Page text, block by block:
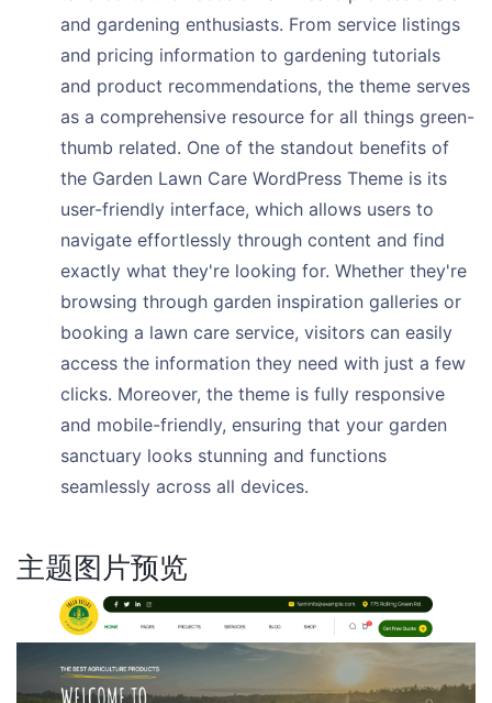
and gardening enthusiasts. From service listings
and pricing information to gardening tutorials
and product recommendations, the theme serves
as a comprehensive resource for all things green-
thumb related. One of the standout benefits of
the Garden Lawn Care WordPress Theme is its
user-friendly interface, which allows users to
navigate effortlessly through content and find
exactly what they're looking for. Whether they're
browsing through garden inspiration galleries or
booking a lawn care service, visitors can easily
access the information they need with just a few
clicks. Moreover, the theme is fully responsive
and mobile-friendly, ensuring that your garden
sanctuary looks stunning and functions
seamlessly across all devices.
主题图片预览